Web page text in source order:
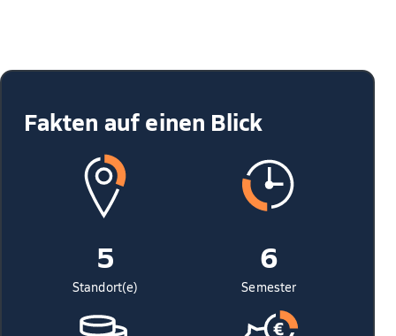
Fakten auf einen Blick
5
Standort(e)
6
Semester